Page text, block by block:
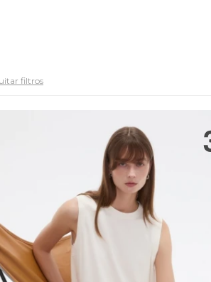
filtros